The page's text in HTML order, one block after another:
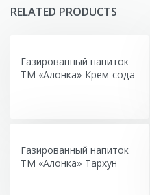
RELATED PRODUCTS
Газированный напиток
ТМ «Алонка» Крем-сода
Газированный напиток
ТМ «Алонка» Тархун